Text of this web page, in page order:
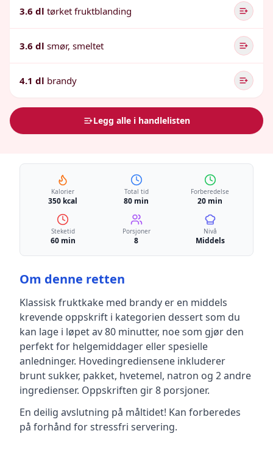
3.6 dl tørket fruktblanding
3.6 dl smør, smeltet
4.1 dl brandy
Legg alle i handlelisten
Kalorier
350 kcal
Total tid
80 min
Forberedelse
20 min
Steketid
60 min
Porsjoner
8
Nivå
Middels
Om denne retten
Klassisk fruktkake med brandy er en middels
krevende oppskrift i kategorien dessertsom du
kan lage i løpet av 80 minutter, noe som gjør den
perfekt for helgemiddager eller spesielle
anledninger. Hovedingrediensene inkluderer
brunt sukker, pakket, hvetemel, natron og 2 andre
ingredienser. Oppskriften gir8 porsjoner.
En deilig avslutning på måltidet! Kan forberedes
på forhånd for stressfri servering.